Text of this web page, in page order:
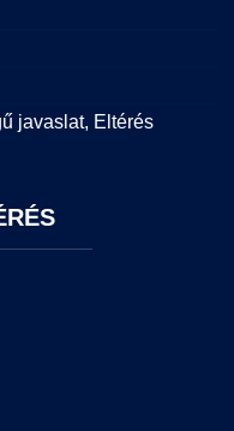
javaslat, Eltérés